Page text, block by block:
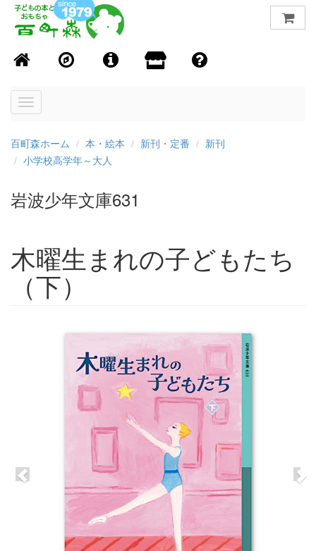
Toggle
百町森ホーム 本・絵本 新刊・定番
新刊
小学校高学年～大人
岩波少年文庫631
木曜生まれの子どもたち
（下）